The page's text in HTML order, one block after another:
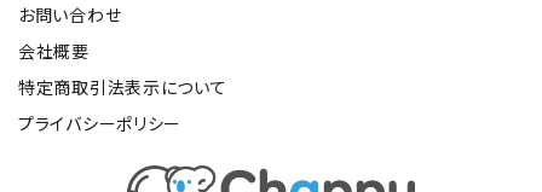
お問い合わせ
会社概要
特定商取引法表示について
プライバシーポリシー